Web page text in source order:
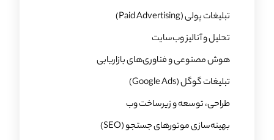
تبلیغات پولی (Paid Advertising)
تحلیل و آنالیز وب‌سایت
هوش مصنوعی و فناوری‌های بازاریابی
تبلیغات گوگل (Google Ads)
طراحی، توسعه و زیرساخت وب
بهینه‌سازی موتورهای جستجو (SEO)